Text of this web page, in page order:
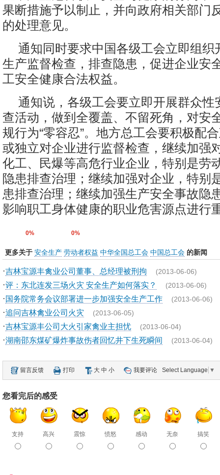
果断措施予以制止，并向政府相关部门
的处理意见。
通知同时要求中国各级工会立即组织
生产监督检查，排查隐患，促进企业安
工安全健康合法权益。
通知说，各级工会要立即开展群众性
查活动，做到全覆盖、不留死角，对安
规行为“零容忍”。地方总工会要积极配
或独立对企业进行监督检查，继续加强
化工、民爆等高危行业企业，特别是劳
隐患排查治理；继续加强对企业，特别
患排查治理；继续加强生产安全事故隐
影响职工身体健康的职业危害源点进行
0% 0%
更多关于 安全生产 劳动者权益 中华全国总工会 中国总工会 的新闻
·吉林宝源丰禽业公司董事、总经理被刑拘 (2013-06-06)
·评：东北连发三场火灾 安全生产如何落实？ (2013-06-06)
·国务院常务会议部署进一步加强安全生产工作 (2013-06-06)
·追问吉林禽业公司火灾 (2013-06-05)
·吉林宝源丰公司大火引家禽业主担忧 (2013-06-04)
·湖南邵东煤矿爆炸事故伤者回忆井下生死瞬间 (2013-06-04)
留言反馈 打印 大 中 小 我要评论 Select Language ▼
您看完后的感受
支持 高兴 震惊 愤怒 感动 无奈 搞笑